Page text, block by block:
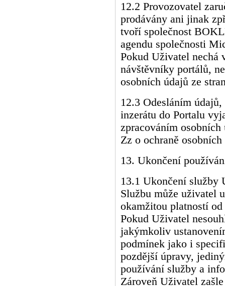
12.2 Provozovatel
prodávány ani jinak
tvoří společnost
agendu společnosti
Pokud Uživatel nechá
návštěvníky portálů,
osobních údajů ze
12.3 Odesláním
inzerátu do Portalu
zpracováním
Zz o ochraně
13. Ukončení
13.1 Ukončení služby
Službu může uživatel
okamžitou platností
Pokud Uživatel
jakýmkoliv
podmínek jako i
pozdější úpravy,
používání služby a
Zároveň Uživatel